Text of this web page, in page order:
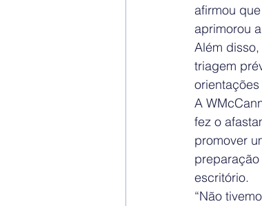
afirmou
aprimorou
Além
triagem
A
fez o
promover
escritório.
“Não